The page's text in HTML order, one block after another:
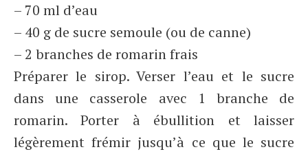
– 70 ml d’eau
– 40 g de sucre semoule (ou de canne)
– 2 branches de romarin frais
Préparer le sirop. Verser l’eau et le sucre
dans une casserole avec 1 branche de
romarin. Porter à ébullition et laisser
légèrement frémir jusqu’à ce que le sucre